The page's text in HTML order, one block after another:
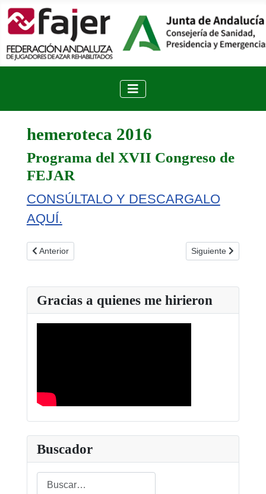
hemeroteca 2016
Programa del XVII Congreso de
FEJAR
CONSÚLTALO Y DESCARGALO
AQUÍ.
Artículo anterior: Indalajer. Noticias de Almería 29-10-2016
Anterior Artículo siguiente:
Siguiente
Gracias a quienes me hirieron
Buscador
Buscar